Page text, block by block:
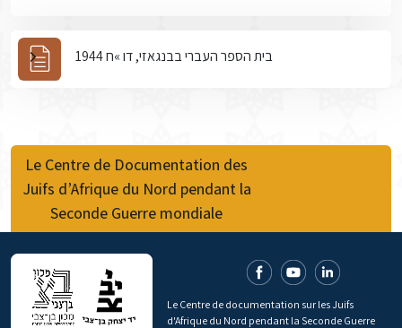
בית הספר העברי בבנגאזי, דו »ח 1944
Le Centre de Documentation des
Juifs d’Afrique du Nord pendant la
Seconde Guerre mondiale
Le Centre de documentation sur les Juifs
d'Afrique du Nord pendant la Seconde Guerre